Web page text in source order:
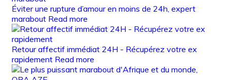
Éviter une rupture d’amour en moins de 24h, expert
marabout Read more
Retour affectif immédiat 24H - Récupérez votre ex
rapidement Read more